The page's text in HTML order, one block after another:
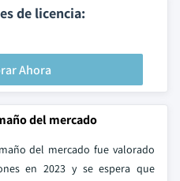
de licencia:
Ahora
del mercado
del mercado fue valorado
en 2023 y se espera que